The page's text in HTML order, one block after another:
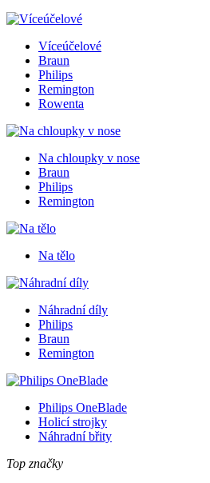
Víceúčelové
Braun
Philips
Remington
Rowenta
Na chloupky v nose
Braun
Philips
Remington
Na tělo
Náhradní díly
Philips
Braun
Remington
Philips OneBlade
Holicí strojky
Náhradní břity
Top značky